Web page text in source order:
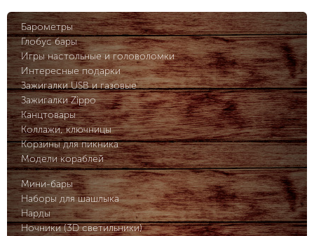
Барометры
Глобус бары
Игры настольные и головоломки
Интересные подарки
Зажигалки USB и газовые
Зажигалки Zippo
Канцтовары
Коллажи, ключницы
Корзины для пикника
Модели кораблей
Мини-бары
Наборы для шашлыка
Нарды
Ночники (3D светильники)